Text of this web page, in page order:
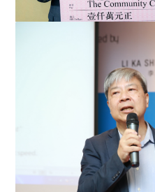
長江集團聯同李嘉誠基金會